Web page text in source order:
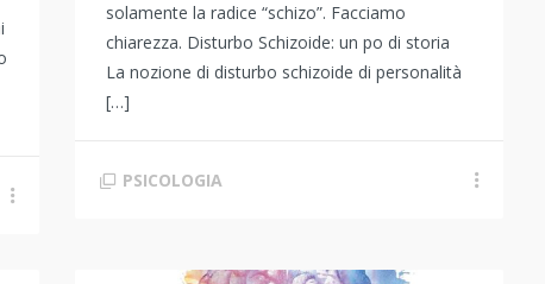
solamente la radice “schizo”. Facciamo
chiarezza. Disturbo Schizoide: un po di storia
La nozione di disturbo schizoide di personalità
[…]
PSICOLOGIA